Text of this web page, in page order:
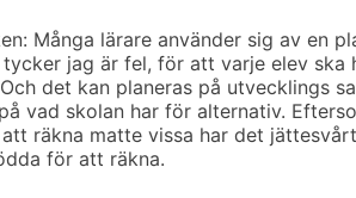
Många lärare använder sig av en
jag är fel, för att varje elev ska
det kan planeras på utvecklings
vad skolan har för alternativ.
räkna matte vissa har det
för att räkna.